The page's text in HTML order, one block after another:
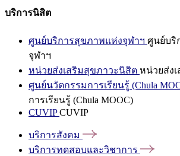
บริการนิสิต
ศูนย์บริการสุขภาพแห่งจุฬาฯ ศูนย์บริ
จุฬาฯ
หน่วยส่งเสริมสุขภาวะนิสิต หน่วยส่ง
ศูนย์นวัตกรรมการเรียนรู้ (Chula
การเรียนรู้ (Chula MOOC)
CUVIPCUVIP
บริการสังคม
บริการทดสอบและวิชาการ